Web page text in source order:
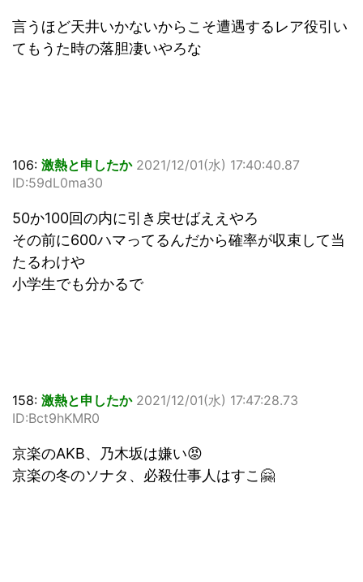
言うほど天井いかないからこそ遭遇するレア役引い
てもうた時の落胆凄いやろな
106: 激熱と申したか 2021/12/01(水) 17:40:40.87
ID:59dL0ma30
50か100回の内に引き戻せばええやろ
その前に600ハマってるんだから確率が収束して当
たるわけや
小学生でも分かるで
158: 激熱と申したか 2021/12/01(水) 17:47:28.73
ID:Bct9hKMR0
京楽のAKB、乃木坂は嫌い😡
京楽の冬のソナタ、必殺仕事人はすこ🤗